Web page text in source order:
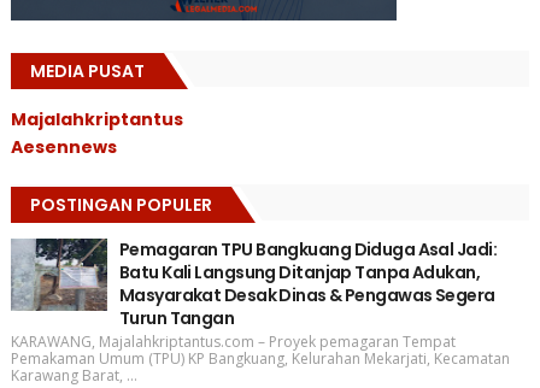
MEDIA PUSAT
Majalahkriptantus
Aesennews
POSTINGAN POPULER
Pemagaran TPU Bangkuang Diduga Asal Jadi:
Batu Kali Langsung Ditanjap Tanpa Adukan,
Masyarakat Desak Dinas & Pengawas Segera
Turun Tangan
KARAWANG, Majalahkriptantus.com – Proyek pemagaran Tempat
Pemakaman Umum (TPU) KP Bangkuang, Kelurahan Mekarjati, Kecamatan
Karawang Barat, ...